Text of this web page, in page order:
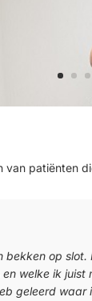
patiënten
op
welke ik
geleerd